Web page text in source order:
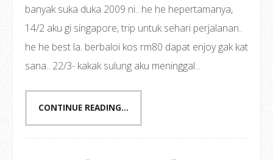
banyak suka duka 2009 ni.. he he hepertamanya,
14/2 aku gi singapore, trip untuk sehari perjalanan..
he he best la. berbaloi kos rm80 dapat enjoy gak kat
sana.. 22/3- kakak sulung aku meninggal...
CONTINUE READING...